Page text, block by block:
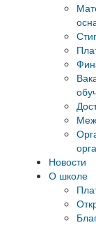
Новости
О школе